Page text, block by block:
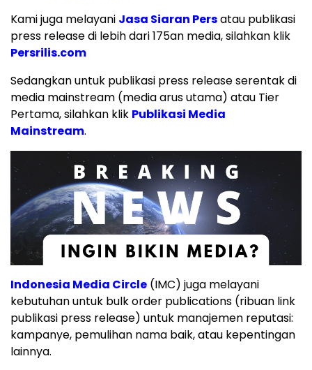
Kami juga melayani Jasa Siaran Persatau publikasi
press release di lebih dari 175an media, silahkan klik
Persrilis.com
Sedangkan untuk publikasi press release serentak di
media mainstream (media arus utama) atau Tier
Pertama, silahkan klik Publikasi Media
Mainstream.
Indonesia Media Circle (IMC) juga melayani
kebutuhan untuk bulk order publications (ribuan link
publikasi press release) untuk manajemen reputasi:
kampanye, pemulihan nama baik, atau kepentingan
lainnya.